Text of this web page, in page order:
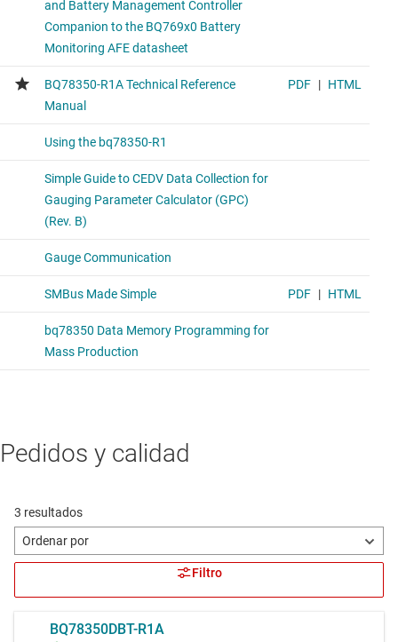
Pedidos y calidad